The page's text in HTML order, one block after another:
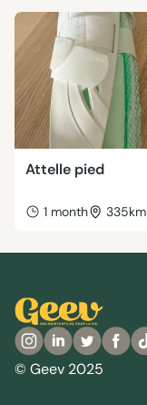
Attelle pied
1 month 335km
© Geev 2025